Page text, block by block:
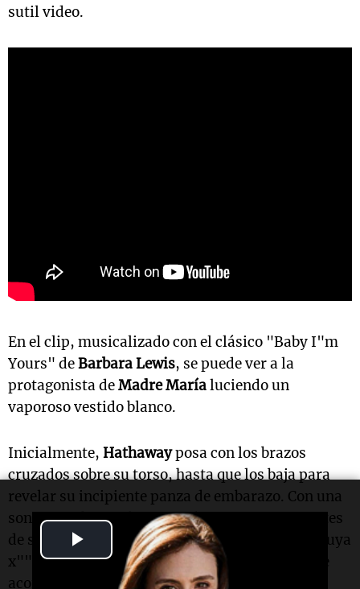
Play
Video
sutil video.
En el clip, musicalizado con el clásico "Baby I"m
Yours" deBarbara Lewis, se puede ver a la
protagonista deMadre Maríaluciendo un
vaporoso vestido blanco.
Inicialmente, Hathawayposa con los brazos
cruzados sobre su torso, hasta que los baja para
revelar su incipiente panza de embarazo. Con una
sonrisa radiante, la actriz abraza su vientre antes
de salir corriendo del encuadre. ""x Baby, soy tuya
x"" fue la breve pero romántica frase con la que
acompañó la publicación.